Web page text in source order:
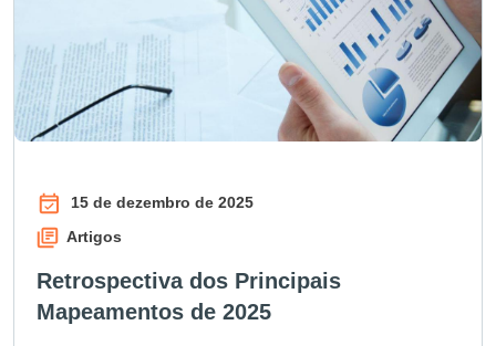
15 de dezembro de 2025
Artigos
Retrospectiva dos Principais
Mapeamentos de 2025